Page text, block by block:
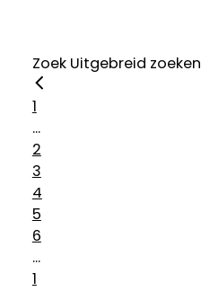
Zoek Uitgebreid zoeken
1
...
2
3
4
5
6
...
1